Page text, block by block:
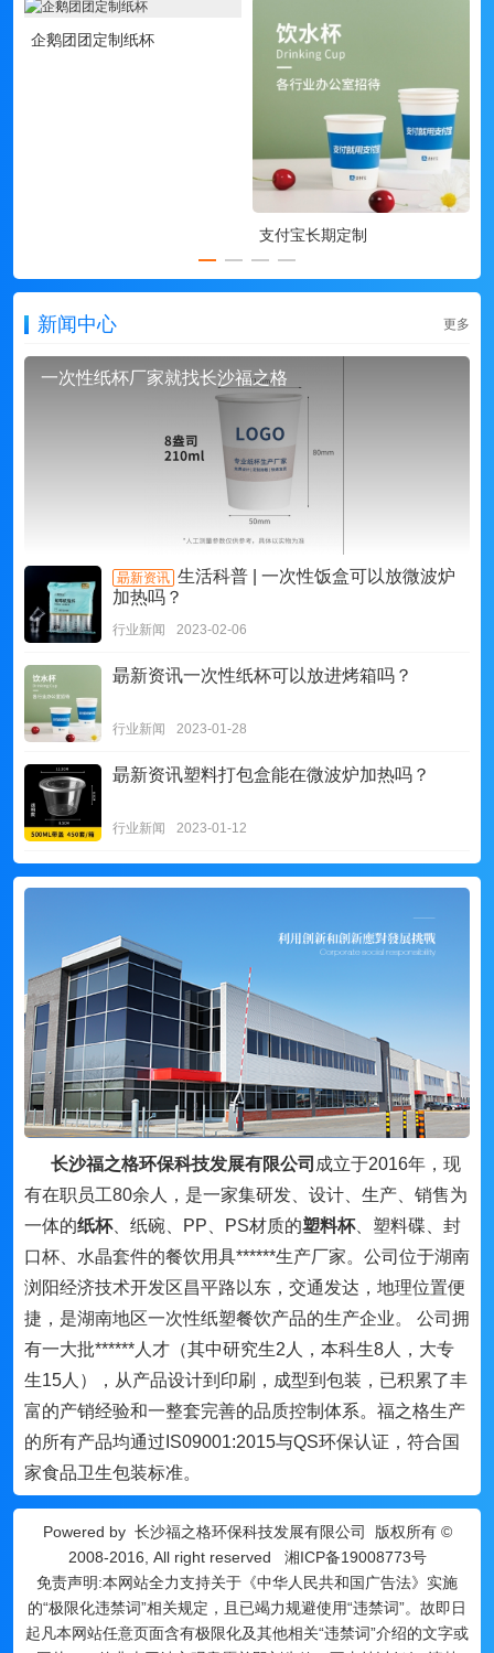
企鹅团团定制纸杯
支付宝长期定制
新闻中心 更多
一次性纸杯厂家就找长沙福之格
朂新资讯 生活科普 | 一次性饭盒可以放微波炉
加热吗？
行业新闻 2023-02-06
朂新资讯一次性纸杯可以放进烤箱吗？
行业新闻 2023-01-28
朂新资讯塑料打包盒能在微波炉加热吗？
行业新闻 2023-01-12
长沙福之格环保科技发展有限公司 成立于2016年，现
有在职员工80余人，是一家集研发、设计、生产、销售为
一体的纸杯、纸碗、PP、PS材质的塑料杯、塑料碟、封
口杯、水晶套件的餐饮用具******生产厂家。公司位于湖南
浏阳经济技术开发区昌平路以东，交通发达，地理位置便
捷，是湖南地区一次性纸塑餐饮产品的生产企业。 公司拥
有一大批******人才（其中研究生2人，本科生8人，大专
生15人），从产品设计到印刷，成型到包装，已积累了丰
富的产销经验和一整套完善的品质控制体系。福之格生产
的所有产品均通过IS09001:2015与QS环保认证，符合国
家食品卫生包装标准。
Powered by 长沙福之格环保科技发展有限公司
版权所有 ©
2008-2016, All right reserved 湘ICP备19008773号
免责声明:本网站全力支持关于《中华人民共和国广告法》实施
的“极限化违禁词”相关规定，且已竭力规避使用“违禁词”。故即日
起凡本网站任意页面含有极限化及其他相关“违禁词”介绍的文字或